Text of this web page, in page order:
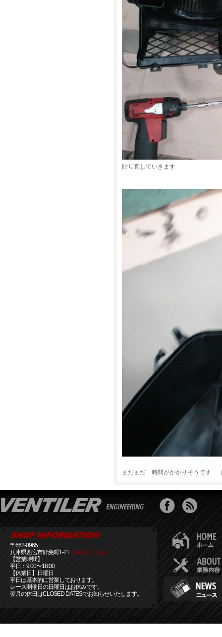
貼り直していきます
まだまだ 時間がかかりそうです
〒662-0965
兵庫県西宮市郷免町1-21 [MAPはこちら]
【営業時間】
平日：9:00〜18:00
【休業日】日曜日
平日は基本的に営業しております。
レース開催日の日曜日はお休みです。
翌月の休日はCLOSED DATESでお知らせいたします。